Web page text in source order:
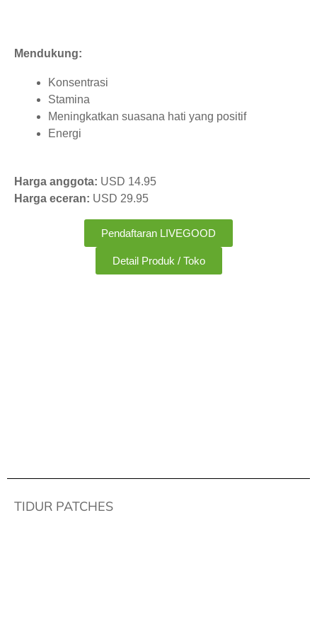
Mendukung:
Konsentrasi
Stamina
Meningkatkan suasana hati yang positif
Energi
Harga anggota: USD 14.95
Harga eceran: USD 29.95
Pendaftaran LIVEGOOD
Detail Produk / Toko
TIDUR PATCHES